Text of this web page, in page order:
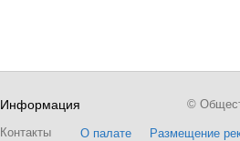
Информация
Контакты
О палате Размещение
©